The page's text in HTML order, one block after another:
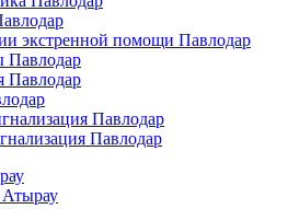
экстренной помощи Павлодар
Павлодар
Павлодар
Павлодар
Павлодар